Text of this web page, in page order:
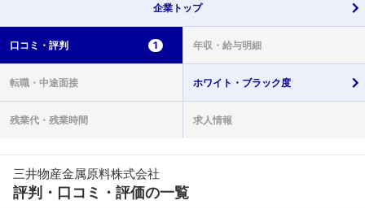
企業 トップ
口コミ・ 評判 1 年収・ 給与明細
転職・ 中途面接 ホワイト・ ブラック度
残業代・ 残業時間 求人情報
三井物産金属原料株式会社
評判・口コミ・評価の一覧